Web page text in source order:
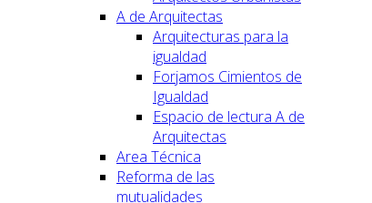
A de Arquitectas
Arquitecturas para la
igualdad
Forjamos Cimientos de
Igualdad
Espacio de lectura A de
Arquitectas
Area Técnica
Reforma de las
mutualidades